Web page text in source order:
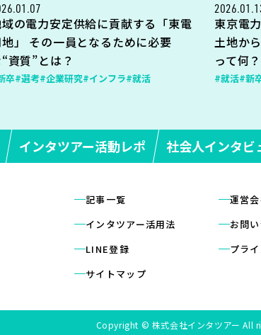
の電力安定供給に貢献する「東電
」 その一員となるために必要
資質”とは？
卒#選考#企業研究#インフラ#就活
東京電
土地か
って何
#就活#新
インタツアー活動レポ 社会人インタビ
記事一覧
インタツアー活用法
LINE登録
サイトマップ
運営
お問
プラ
Copyright © 株式会社インタツアー All